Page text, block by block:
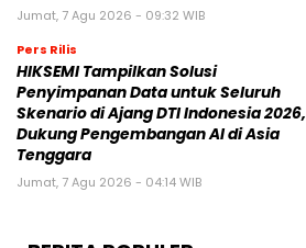
Jumat, 7 Agu 2026 - 09:32 WIB
Pers Rilis
HIKSEMI Tampilkan Solusi
Penyimpanan Data untuk Seluruh
Skenario di Ajang DTI Indonesia 2026,
Dukung Pengembangan AI di Asia
Tenggara
Jumat, 7 Agu 2026 - 04:14 WIB